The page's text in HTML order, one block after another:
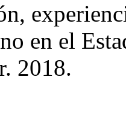
en el
2018.